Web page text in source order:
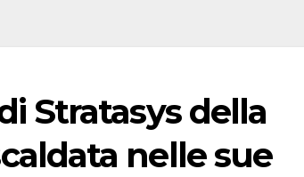
Stratasys della
nelle sue